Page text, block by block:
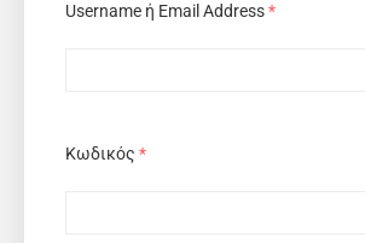
Username ή Email Address*
Κωδικός*